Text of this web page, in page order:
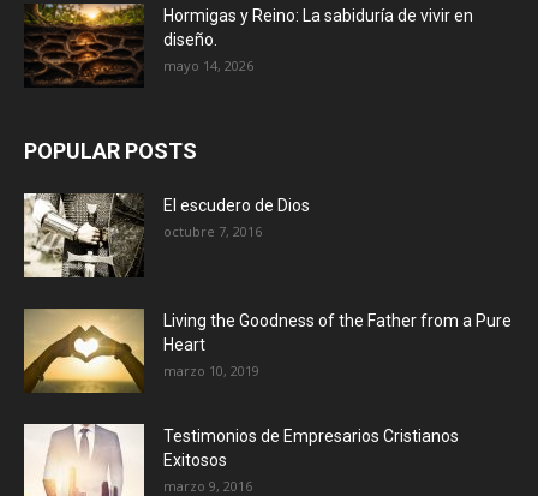
Hormigas y Reino: La sabiduría de vivir en
diseño.
mayo 14, 2026
POPULAR POSTS
El escudero de Dios
octubre 7, 2016
Living the Goodness of the Father from a Pure
Heart
marzo 10, 2019
Testimonios de Empresarios Cristianos
Exitosos
marzo 9, 2016